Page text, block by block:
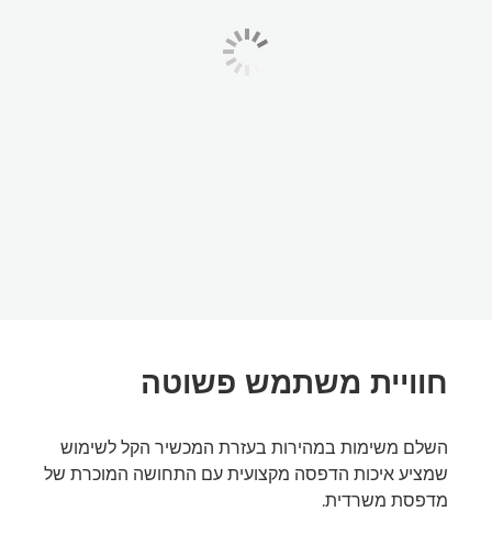
חוויית משתמש פשוטה
השלם משימות במהירות בעזרת המכשיר הקל לשימוש
שמציע איכות הדפסה מקצועית עם התחושה המוכרת של
מדפסת משרדית.